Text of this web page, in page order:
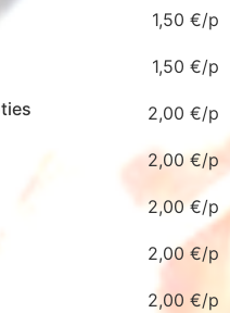
1,50 €
1,50 €
2,00 €
2,00 €
2,00€
2,00 €
2,00 €